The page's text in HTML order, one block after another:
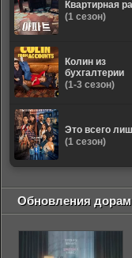
Квартирная
(1 сезон)
Колин из
бухгалтерии
(1-3 сезон)
Это всего
(1 сезон)
Обновления